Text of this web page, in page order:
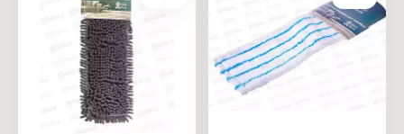
Характеристики:
Бренд: Акор
Артикул: 100-200
Тип товара: Щетка
Вариация: сметка
Количество рядов: 3-х
Материал ручки: